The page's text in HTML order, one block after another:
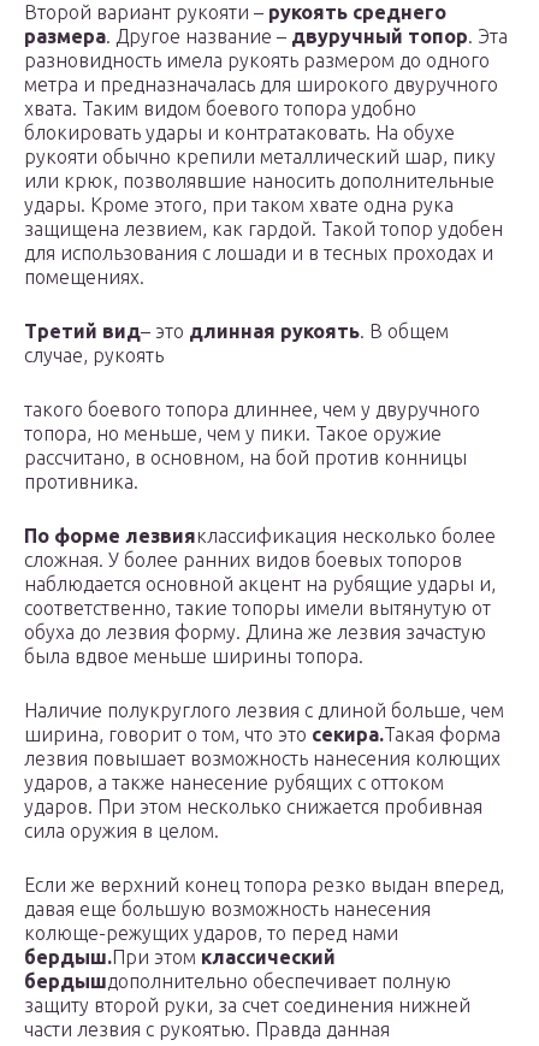
Второй вариант рукояти – рукоять среднего
размера. Другое название – двуручный топор. Эта
разновидность имела рукоять размером до одного
метра и предназначалась для широкого двуручного
хвата. Таким видом боевого топора удобно
блокировать удары и контратаковать. На обухе
рукояти обычно крепили металлический шар, пику
или крюк, позволявшие наносить дополнительные
удары. Кроме этого, при таком хвате одна рука
защищена лезвием, как гардой. Такой топор удобен
для использования с лошади и в тесных проходах и
помещениях.
Третий вид– это длинная рукоять. В общем
случае, рукоять
такого боевого топора длиннее, чем у двуручного
топора, но меньше, чем у пики. Такое оружие
рассчитано, в основном, на бой против конницы
противника.
По форме лезвияклассификация несколько более
сложная. У более ранних видов боевых топоров
наблюдается основной акцент на рубящие удары и,
соответственно, такие топоры имели вытянутую от
обуха до лезвия форму. Длина же лезвия зачастую
была вдвое меньше ширины топора.
Наличие полукруглого лезвия с длиной больше, чем
ширина, говорит о том, что это секира.Такая форма
лезвия повышает возможность нанесения колющих
ударов, а также нанесение рубящих с оттоком
ударов. При этом несколько снижается пробивная
сила оружия в целом.
Если же верхний конец топора резко выдан вперед,
давая еще большую возможность нанесения
колюще-режущих ударов, то перед нами
бердыш.При этом классический
бердышдополнительно обеспечивает полную
защиту второй руки, за счет соединения нижней
части лезвия с рукоятью. Правда данная